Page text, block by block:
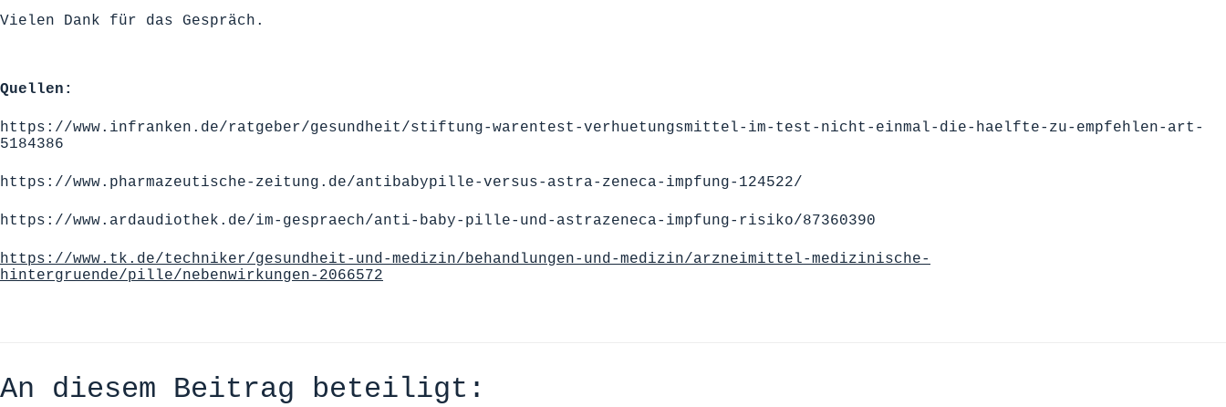
Vielen Dank für das Gespräch.
Quellen:
https://www.infranken.de/ratgeber/gesundheit/stiftung-warentest-verhuetungsmittel-im-test-nicht-einmal-die-haelfte-zu-empfehlen-art-
5184386
https://www.pharmazeutische-zeitung.de/antibabypille-versus-astra-zeneca-impfung-124522/
https://www.ardaudiothek.de/im-gespraech/anti-baby-pille-und-astrazeneca-impfung-risiko/87360390
https://www.tk.de/techniker/gesundheit-und-medizin/behandlungen-und-medizin/arzneimittel-medizinische-
hintergruende/pille/nebenwirkungen-2066572
An diesem Beitrag beteiligt: